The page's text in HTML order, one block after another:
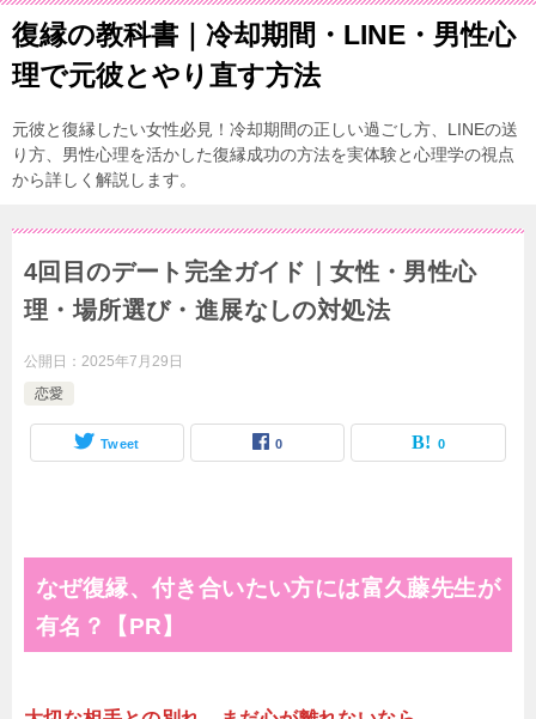
復縁の教科書｜冷却期間・LINE・男性心
理で元彼とやり直す方法
元彼と復縁したい女性必見！冷却期間の正しい過ごし方、LINEの送
り方、男性心理を活かした復縁成功の方法を実体験と心理学の視点
から詳しく解説します。
4回目のデート完全ガイド｜女性・男性心
理・場所選び・進展なしの対処法
公開日： 2025年7月29日
恋愛
Tweet 0 0
なぜ復縁、付き合いたい方には富久藤先生が
有名？【PR】